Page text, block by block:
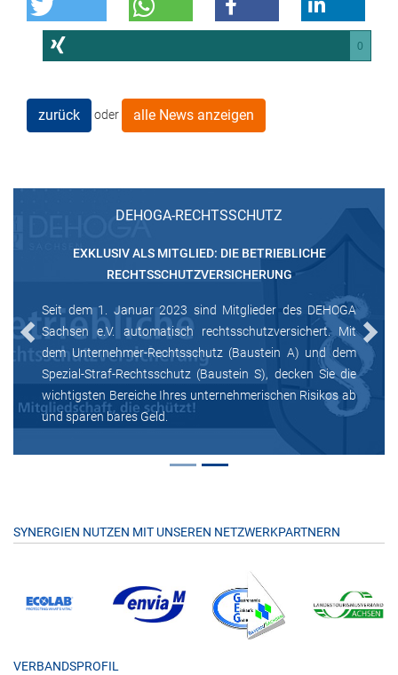
0
zurück oder alle News anzeigen
DEHOGA-RECHTSSCHUTZ
EXKLUSIV ALS MITGLIED: DIE BETRIEBLICHE
RECHTSSCHUTZVERSICHERUNG
Seit dem 1. Januar 2023 sind Mitglieder des DEHOGA
Sachsen e.V. automatisch rechtsschutzversichert. Mit
dem Unternehmer-Rechtsschutz (Baustein A) und dem
Spezial-Straf-Rechtsschutz (Baustein S), decken Sie die
wichtigsten Bereiche Ihres unternehmerischen Risikos ab
und sparen bares Geld.
Previous Next
SYNERGIEN NUTZEN MIT UNSEREN NETZWERKPARTNERN
VERBANDSPROFIL